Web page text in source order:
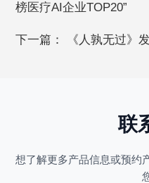
榜医疗AI企业TOP20”
下一篇：
《人孰无过》
联
想了解更多产品信息或预约